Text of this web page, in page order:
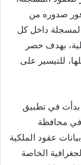
صدوره من
داخل كل
بهدف حصر
للتيسير على
بدأت في تطبيق
تجريبيًا اعتباراً من شهر يونيو 2020، في محافظة
عقود الملكية
الخاصة